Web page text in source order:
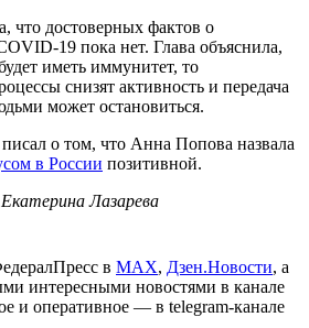
что достоверных фактов о
19 пока нет. Глава объяснила,
иметь иммунитет, то
снизят активность и передача
может остановиться.
о том, что Анна Попова назвала
в России позитивной.
Лазарева
в МАХ, Дзен.Новости, а
интересными новостями в канале
и оперативное — в telegram-канале